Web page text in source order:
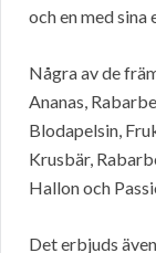
och en med sina
Några av de
Ananas,
Blodapelsin,
Krusbär,
Hallon och
Det erbjuds